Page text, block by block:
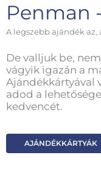
Penman
A legszebb ajándék
De valljuk be,
vágyik igazán a
Ajándékkártyával
adod a
kedvencét.
AJÁNDÉKKÁRTYÁK